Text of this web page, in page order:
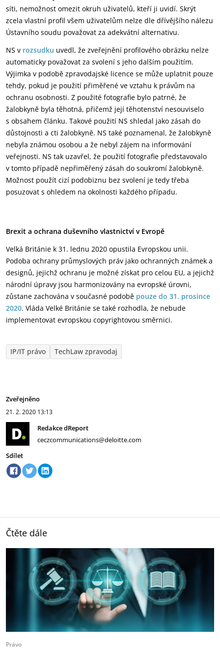
síti, nemožnost omezit okruh uživatelů, kteří ji uvidí. Skrýt
zcela vlastní profil všem uživatelům nelze dle dřívějšího nálezu
Ústavního soudu považovat za adekvátní alternativu.
NS v rozsudku uvedl, že zveřejnění profilového obrázku nelze
automaticky považovat za svolení s jeho dalším použitím.
Výjimka v podobě zpravodajské licence se může uplatnit pouze
tehdy, pokud je použití přiměřené ve vztahu k právům na
ochranu osobnosti. Z použité fotografie bylo patrné, že
žalobkyně byla těhotná, přičemž její těhotenství nesouviselo
s obsahem článku. Takové použití NS shledal jako zásah do
důstojnosti a cti žalobkyně. NS také poznamenal, že žalobkyně
nebyla známou osobou a že nebyl zájem na informování
veřejnosti. NS tak uzavřel, že použití fotografie představovalo
v tomto případě nepřiměřený zásah do soukromí žalobkyně.
Možnost použít cizí podobiznu bez svolení je tedy třeba
posuzovat s ohledem na okolnosti každého případu.
Brexit a ochrana duševního vlastnictví v Evropě
Velká Británie k 31. lednu 2020 opustila Evropskou unii.
Podoba ochrany průmyslových práv jako ochranných známek a
designů, jejichž ochranu je možné získat pro celou EU, a jejichž
národní úpravy jsou harmonizovány na evropské úrovni,
zůstane zachována v současné podobě pouze do 31. prosince
2020. Vláda Velké Británie se také rozhodla, že nebude
implementovat evropskou copyrightovou směrnici.
IP/IT právo TechLaw zpravodaj
Zveřejněno
21. 2. 2020 13:13
Redakce dReport
ceczcommunications@deloitte.com
Sdílet
Čtěte dále
Právo